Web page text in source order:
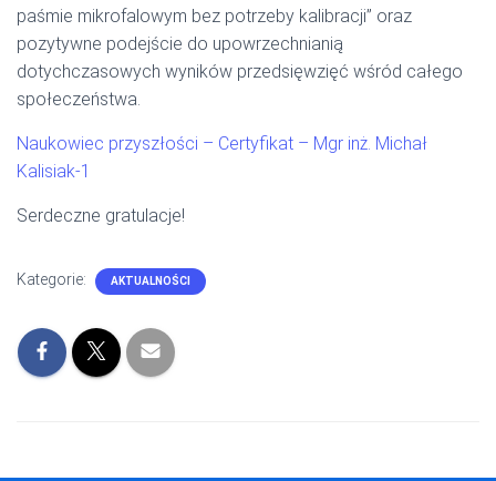
paśmie mikrofalowym bez potrzeby kalibracji” oraz
pozytywne podejście do upowrzechnianią
dotychczasowych wyników przedsięwzięć wśród całego
społeczeństwa.
Naukowiec przyszłości – Certyfikat – Mgr inż. Michał
Kalisiak-1
Serdeczne gratulacje!
Kategorie: AKTUALNOŚCI